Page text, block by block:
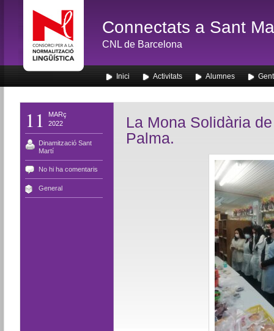
Connectats a Sant
CNL de Barcelona
Inici Activitats Alumnes
11
MARç
2022
Dinamització Sant
Martí
No hi ha comentaris
General
La Mona Solidària
Palma.